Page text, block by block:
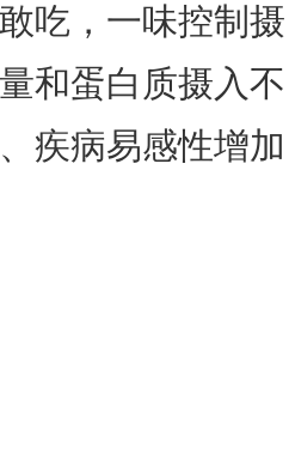
吃，一味控制摄
和蛋白质摄入不
疾病易感性增加